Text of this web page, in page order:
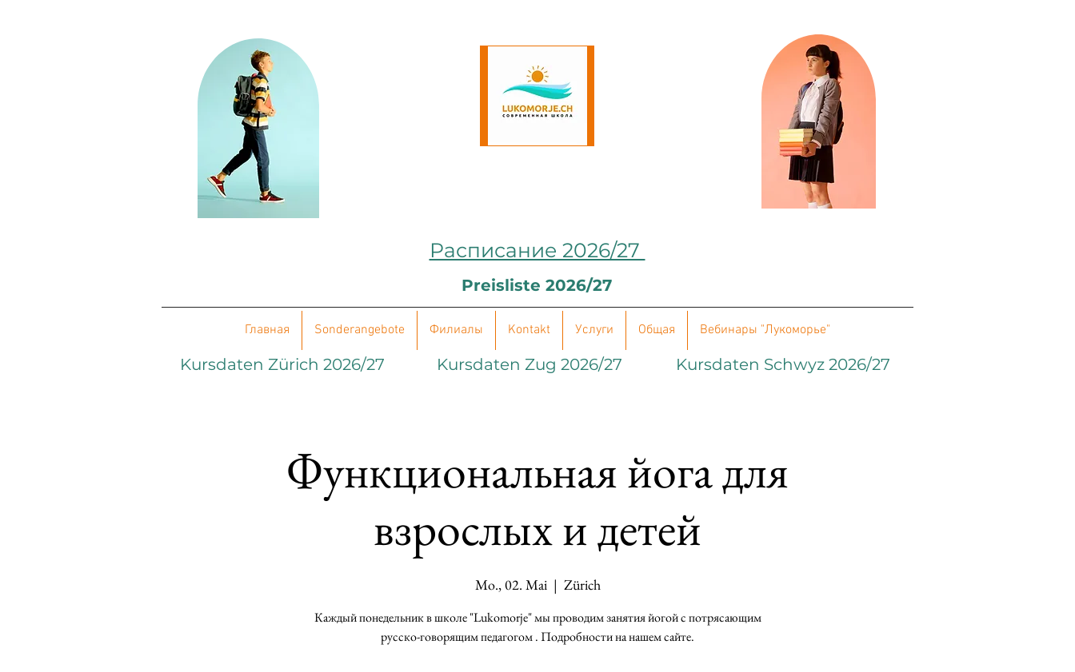
Расписание 2026/27
Preisliste 2026/27
Главная Sonderangebote Филиалы Kontakt Услуги Общая Вебинары "Лукоморье"
Kursdaten Zürich 2026/27 Kursdaten Zug 2026/27 Kursdaten Schwyz 2026/27
Функциональная йога для
взрослых и детей
Mo., 02. Mai
  |
Zürich
Каждый понедельник в школе "Lukomorje" мы проводим занятия йогой с потрясающим
русско-говорящим педагогом . Подробности на нашем сайте.